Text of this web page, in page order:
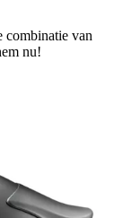
combinatie van
nu!